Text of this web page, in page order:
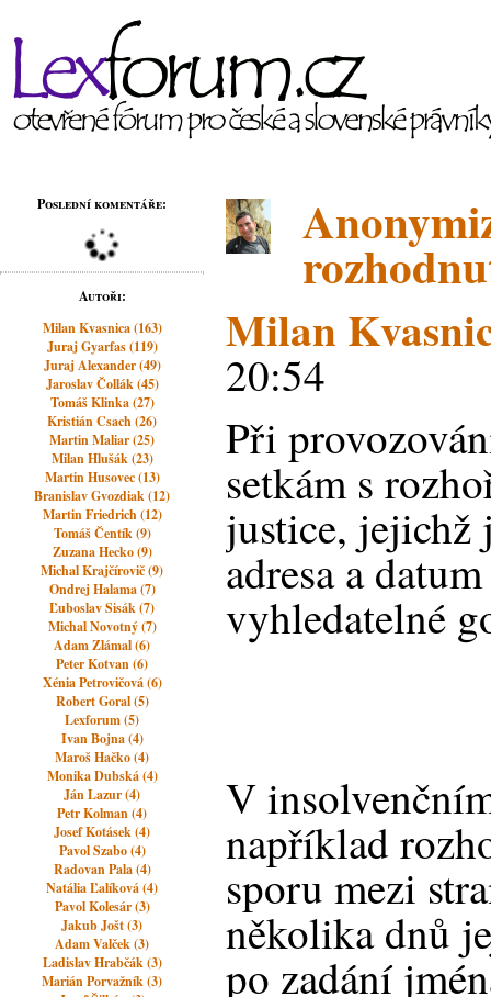
Poslední komentáře:
Autoři:
Milan Kvasnica (163)
Juraj Gyarfas (119)
Juraj Alexander (49)
Jaroslav Čollák (45)
Tomáš Klinka (27)
Kristián Csach (26)
Martin Maliar (25)
Milan Hlušák (23)
Martin Husovec (13)
Branislav Gvozdiak (12)
Martin Friedrich (12)
Tomáš Čentík (9)
Zuzana Hecko (9)
Michal Krajčírovič (9)
Ondrej Halama (7)
Ľuboslav Sisák (7)
Michal Novotný (7)
Adam Zlámal (6)
Peter Kotvan (6)
Xénia Petrovičová (6)
Robert Goral (5)
Lexforum (5)
Ivan Bojna (4)
Maroš Hačko (4)
Monika Dubská (4)
Ján Lazur (4)
Petr Kolman (4)
Josef Kotásek (4)
Pavol Szabo (4)
Radovan Pala (4)
Natália Ľalíková (4)
Pavol Kolesár (3)
Jakub Jošt (3)
Adam Valček (3)
Ladislav Hrabčák (3)
Marián Porvažník (3)
Milan
20:54
Při
setkám s
justice, jejichž
adresa a
vyhledatelné
V
například
sporu mezi
několika dnů
po zadání